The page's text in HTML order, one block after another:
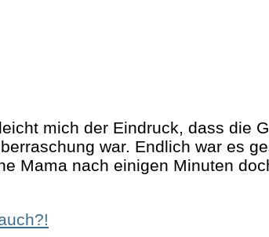
mich der Eindruck, dass die
war. Endlich war es
Mama nach einigen Minuten